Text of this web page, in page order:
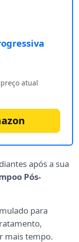
atual
após a sua
Pós-
para
mais tempo.